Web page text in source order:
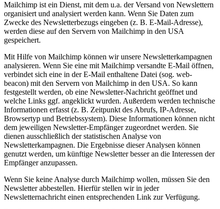
Mailchimp ist ein Dienst, mit dem u.a. der Versand von Newslettern
organisiert und analysiert werden kann. Wenn Sie Daten zum
Zwecke des Newsletterbezugs eingeben (z. B. E-Mail-Adresse),
werden diese auf den Servern von Mailchimp in den USA
gespeichert.
Mit Hilfe von Mailchimp können wir unsere Newsletterkampagnen
analysieren. Wenn Sie eine mit Mailchimp versandte E-Mail öffnen,
verbindet sich eine in der E-Mail enthaltene Datei (sog. web-
beacon) mit den Servern von Mailchimp in den USA. So kann
festgestellt werden, ob eine Newsletter-Nachricht geöffnet und
welche Links ggf. angeklickt wurden. Außerdem werden technische
Informationen erfasst (z. B. Zeitpunkt des Abrufs, IP-Adresse,
Browsertyp und Betriebssystem). Diese Informationen können nicht
dem jeweiligen Newsletter-Empfänger zugeordnet werden. Sie
dienen ausschließlich der statistischen Analyse von
Newsletterkampagnen. Die Ergebnisse dieser Analysen können
genutzt werden, um künftige Newsletter besser an die Interessen der
Empfänger anzupassen.
Wenn Sie keine Analyse durch Mailchimp wollen, müssen Sie den
Newsletter abbestellen. Hierfür stellen wir in jeder
Newsletternachricht einen entsprechenden Link zur Verfügung.